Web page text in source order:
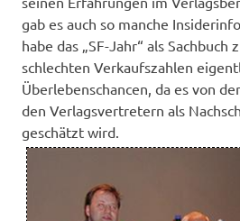
gab es auch so manche
habe das „SF-Jahr“ als Sachbuch
schlechten Verkaufszahlen
Überlebenschancen, da es von
den Verlagsvertretern als
geschätzt wird.